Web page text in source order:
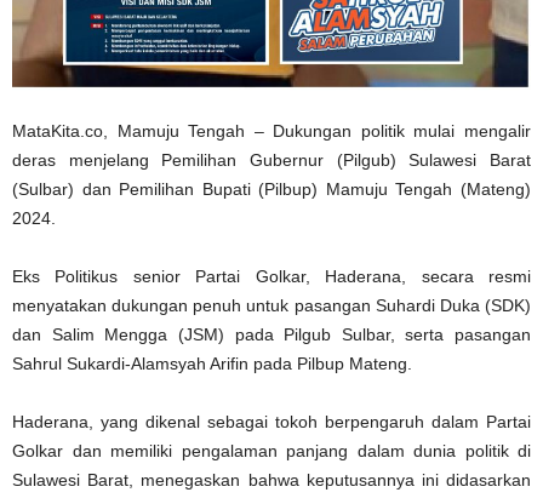
MataKita.co, Mamuju Tengah – Dukungan politik mulai mengalir
deras menjelang Pemilihan Gubernur (Pilgub) Sulawesi Barat
(Sulbar) dan Pemilihan Bupati (Pilbup) Mamuju Tengah (Mateng)
2024.
Eks Politikus senior Partai Golkar, Haderana, secara resmi
menyatakan dukungan penuh untuk pasangan Suhardi Duka (SDK)
dan Salim Mengga (JSM) pada Pilgub Sulbar, serta pasangan
Sahrul Sukardi-Alamsyah Arifin pada Pilbup Mateng.
Haderana, yang dikenal sebagai tokoh berpengaruh dalam Partai
Golkar dan memiliki pengalaman panjang dalam dunia politik di
Sulawesi Barat, menegaskan bahwa keputusannya ini didasarkan